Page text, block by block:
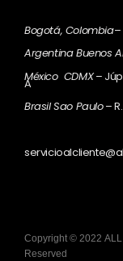
Bogotá, Colombia–
Argentina Buenos
México CDMX–
A
Brasil Sao Paulo–
Copyright © 2022
Reserved